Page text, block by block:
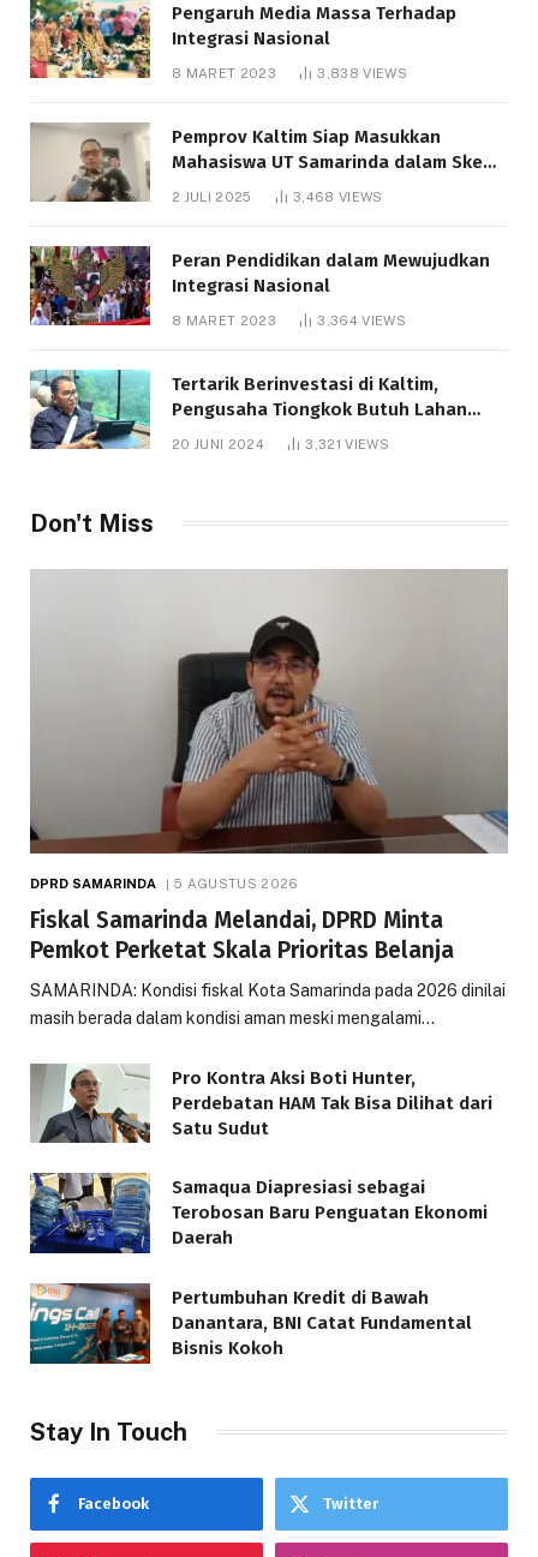
Pengaruh Media Massa Terhadap
Integrasi Nasional
8 MARET 2023 3,838VIEWS
Pemprov Kaltim Siap Masukkan
Mahasiswa UT Samarinda dalam Skema
Bantuan Pendidikan Gratispol
2 JULI 2025 3,468 VIEWS
Peran Pendidikan dalam Mewujudkan
Integrasi Nasional
8 MARET 2023 3,364VIEWS
Tertarik Berinvestasi di Kaltim,
Pengusaha Tiongkok Butuh Lahan
1.000 Hektare
20 JUNI 2024 3,321VIEWS
Don't Miss
DPRD SAMARINDA 5 AGUSTUS 2026
Fiskal Samarinda Melandai, DPRD Minta
Pemkot Perketat Skala Prioritas Belanja
SAMARINDA: Kondisi fiskal Kota Samarinda pada 2026 dinilai
masih berada dalam kondisi aman meski mengalami…
Pro Kontra Aksi Boti Hunter,
Perdebatan HAM Tak Bisa Dilihat dari
Satu Sudut
Samaqua Diapresiasi sebagai
Terobosan Baru Penguatan Ekonomi
Daerah
Pertumbuhan Kredit di Bawah
Danantara, BNI Catat Fundamental
Bisnis Kokoh
Stay In Touch
Facebook Twitter